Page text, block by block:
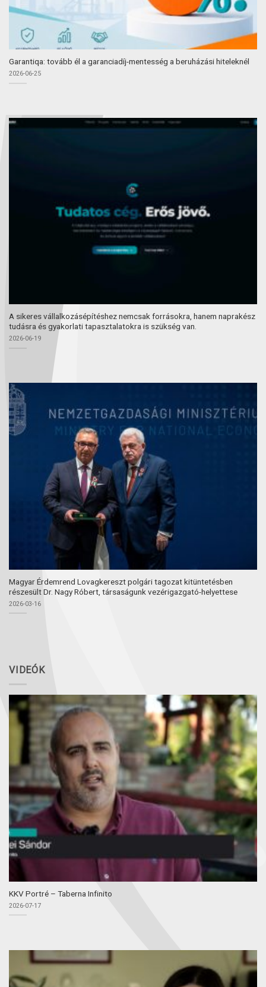
Garantiqa: tovább él a garanciadíj-mentesség a beruházási hiteleknél
2026-06-25
A sikeres vállalkozásépítéshez nemcsak forrásokra, hanem naprakész
tudásra és gyakorlati tapasztalatokra is szükség van.
2026-06-19
Magyar Érdemrend Lovagkereszt polgári tagozat kitüntetésben
részesült Dr. Nagy Róbert, társaságunk vezérigazgató-helyettese
2026-03-16
VIDEÓK
KKV Portré – Taberna Infinito
2026-07-17